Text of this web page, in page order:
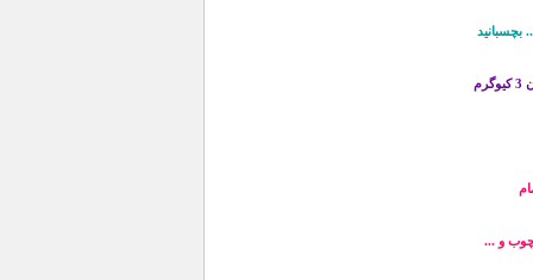
بچسبانید
چوب و ...